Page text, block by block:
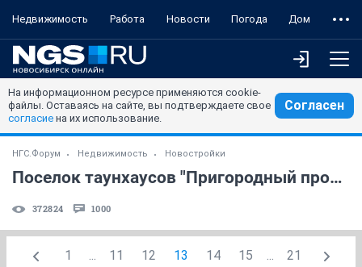
Недвижимость Работа Новости Погода Дом
На информационном ресурсе применяются cookie-
файлы. Оставаясь на сайте, вы подтверждаете свое
согласие на их использование.
Согласен
НГС.Форум Недвижимость Новостройки
Поселок таунхаусов "Пригородный простор" (часть 7)
372824 1000
1 ... 11 12 13 14 15 ... 21